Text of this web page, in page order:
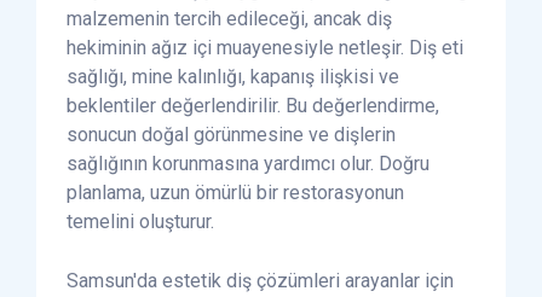
malzemenin tercih edileceği, ancak diş
hekiminin ağız içi muayenesiyle netleşir. Diş eti
sağlığı, mine kalınlığı, kapanış ilişkisi ve
beklentiler değerlendirilir. Bu değerlendirme,
sonucun doğal görünmesine ve dişlerin
sağlığının korunmasına yardımcı olur. Doğru
planlama, uzun ömürlü bir restorasyonun
temelini oluşturur.
Samsun'da estetik diş çözümleri arayanlar için